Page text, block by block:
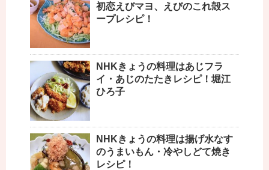
初恋えびマヨ、えびのこれ殻ス
ープレシピ！
NHKきょうの料理はあじフラ
イ・あじのたたきレシピ！堀江
ひろ子
NHKきょうの料理は揚げ水なす
のうまいもん・冷やしどて焼き
レシピ！